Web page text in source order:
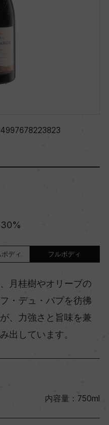
4997678223823
ディ フルボディ
月桂樹やオリーブの
・デュ・パプを彷彿
、力強さと旨味を兼
出しています。
内容量：750ml